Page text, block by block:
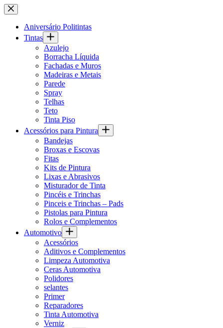
Pular
para
conteúdo
Aniversário Politintas
Tintas
Azulejo
Borracha Líquida
Fachadas e Muros
Madeiras e Metais
Parede
Spray
Telhas
Teto
Tinta Piso
Acessórios para Pintura
Bandejas
Broxas e Escovas
Fitas
Kits de Pintura
Lixas e Abrasivos
Misturador de Tinta
Pincéis e Trinchas
Pinceis e Trinchas – Pads
Pistolas para Pintura
Rolos e Complementos
Automotivo
Acessórios
Aditivos e Complementos
Limpeza Automotiva
Ceras Automotiva
Polidores
selantes
Primer
Reparadores
Tinta Automotiva
Verniz